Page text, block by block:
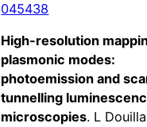
045438
High-resolution
plasmonic modes:
photoemission and
tunnelling
microscopies. L